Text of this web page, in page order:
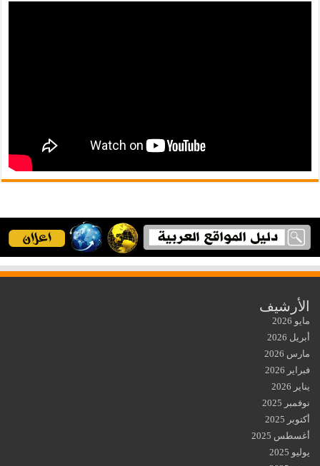
الأرشيف
مايو 2026
أبريل 2026
مارس 2026
فبراير 2026
يناير 2026
نوفمبر 2025
أكتوبر 2025
أغسطس 2025
يوليو 2025